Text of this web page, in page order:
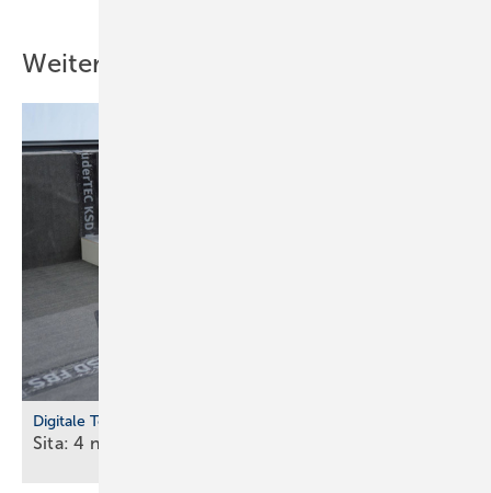
Weitere Inhalte
Digitale Tools
Sita: 4 neue Einbau-Videos fürs